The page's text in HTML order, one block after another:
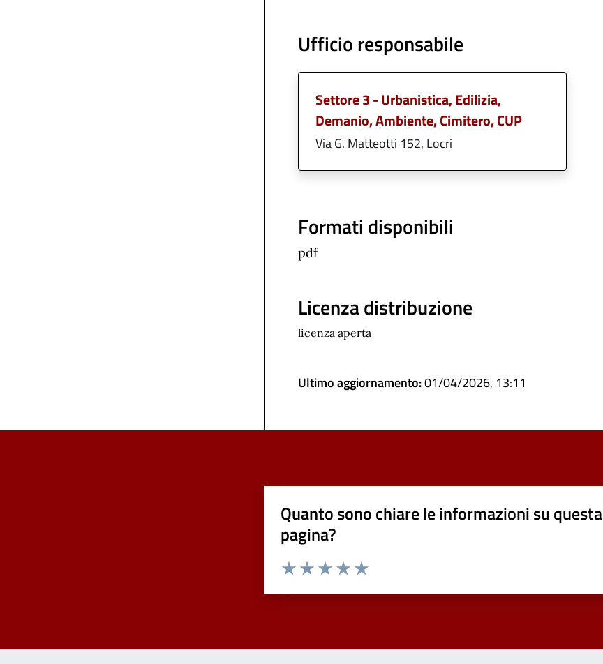
Ufficio responsabile
Settore 3 - Urbanistica, Edilizia,
Demanio, Ambiente, Cimitero, CUP
Via G. Matteotti 152, Locri
Formati disponibili
pdf
Licenza distribuzione
licenza aperta
Ultimo aggiornamento:01/04/2026, 13:11
Quanto sono chiare le informazioni su questa
pagina?